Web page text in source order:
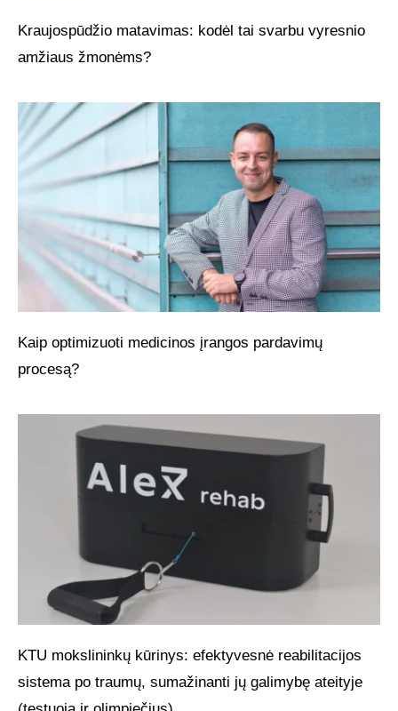
Kraujospūdžio matavimas: kodėl tai svarbu vyresnio
amžiaus žmonėms?
Kaip optimizuoti medicinos įrangos pardavimų
procesą?
KTU mokslininkų kūrinys: efektyvesnė reabilitacijos
sistema po traumų, sumažinanti jų galimybę ateityje